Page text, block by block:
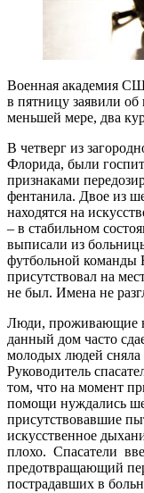
Военная академия
в пятницу заявили
меньшей мере, два
В четверг из
Флорида, были
признаками
фентанила. Двое из
находятся на
– в стабильном
выписали из
футбольной команды
присутствовал на
не был. Имена не
Люди, проживающие
данный дом часто
молодых людей сняла
Руководитель
том, что на момент
помощи нуждались
присутствовавшие
искусственное
плохо. Спасатели
предотвращающий
пострадавших в